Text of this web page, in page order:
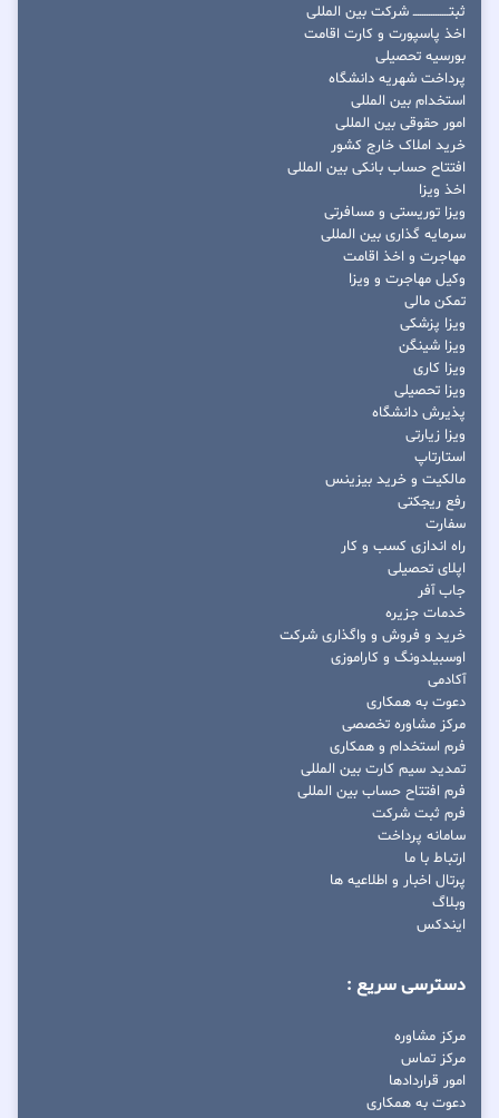
ثبتــــــــــــــــ شرکت بین المللی
اخذ پاسپورت و کارت اقامت
بورسیه تحصیلی
پرداخت شهریه دانشگاه
استخدام بین المللی
امور حقوقی بین المللی
خرید املاک خارج کشور
افتتاح حساب بانکی بین المللی
اخذ ویزا
ویزا توریستی و مسافرتی
سرمایه گذاری بین المللی
مهاجرت و اخذ اقامت
وکیل مهاجرت و ویزا
تمکن مالی
ویزا پزشکی
ویزا شینگن
ویزا کاری
ویزا تحصیلی
پذیرش دانشگاه
ویزا زیارتی
استارتاپ
مالکیت و خرید بیزینس
رفع ریجکتی
سفارت
راه اندازی کسب و کار
اپلای تحصیلی
جاب آفر
خدمات جزیره
خرید و فروش و واگذاری شرکت
اوسبیلدونگ و کاراموزی
آکادمی
دعوت به همکاری
مرکز مشاوره تخصصی
فرم استخدام و همکاری
تمدید سیم کارت بین المللی
فرم افتتاح حساب بین المللی
فرم ثبت شرکت
سامانه پرداخت
ارتباط با ما
پرتال اخبار و اطلاعیه ها
وبلاگ
ایندکس
دسترسی سریع :
مرکز مشاوره
مرکز تماس
امور قراردادها
دعوت به همکاری